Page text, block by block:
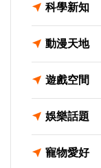
科學新知
動漫天地
遊戲空間
娛樂話題
寵物愛好